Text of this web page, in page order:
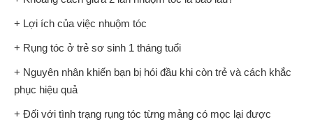
+ Lợi ích của việc nhuộm tóc
+ Rụng tóc ở trẻ sơ sinh 1 tháng tuổi
+ Nguyên nhân khiến bạn bị hói đầu khi còn trẻ và cách khắc
phục hiệu quả
+ Đối với tình trạng rụng tóc từng mảng có mọc lại được